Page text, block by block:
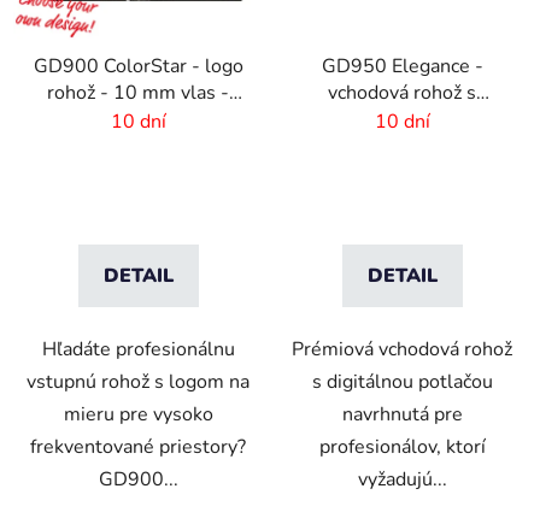
GD900 ColorStar - logo
rohož - 10 mm vlas -
rozmer na mieru
10 dní
DETAIL
Hľadáte profesionálnu
vstupnú rohož s logom na
mieru pre vysoko
frekventované priestory?
GD900...
GD950 Elegance -
vchodová rohož s
digitálnou potlačou - 6
10 dní
DETAIL
Prémiová vchodová rohož
s digitálnou potlačou
navrhnutá pre
profesionálov, ktorí
vyžadujú...